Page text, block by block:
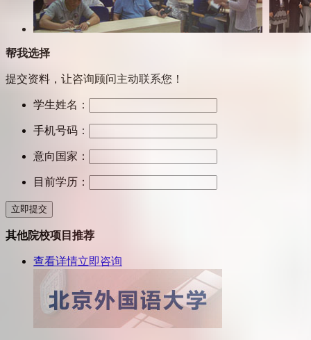
帮我选择
提交资料，让咨询顾问主动联系您！
学生姓名：
手机号码：
意向国家：
目前学历：
立即提交
其他院校项目推荐
查看详情立即咨询